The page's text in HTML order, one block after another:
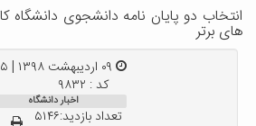
دو پایان نامه دانشجوی دانشگاه کاشان
اخبار دانشگاه
تعداد بازدید:۵۱۴۶